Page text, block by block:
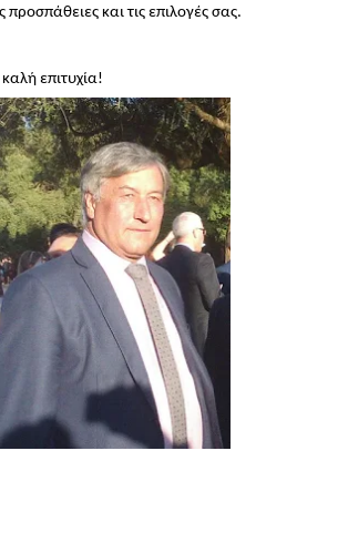
προσπάθειες και τις επιλογές σας.
επιτυχία!